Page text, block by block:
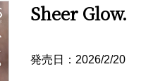
Sheer Glow.
発売日：2026/2/20